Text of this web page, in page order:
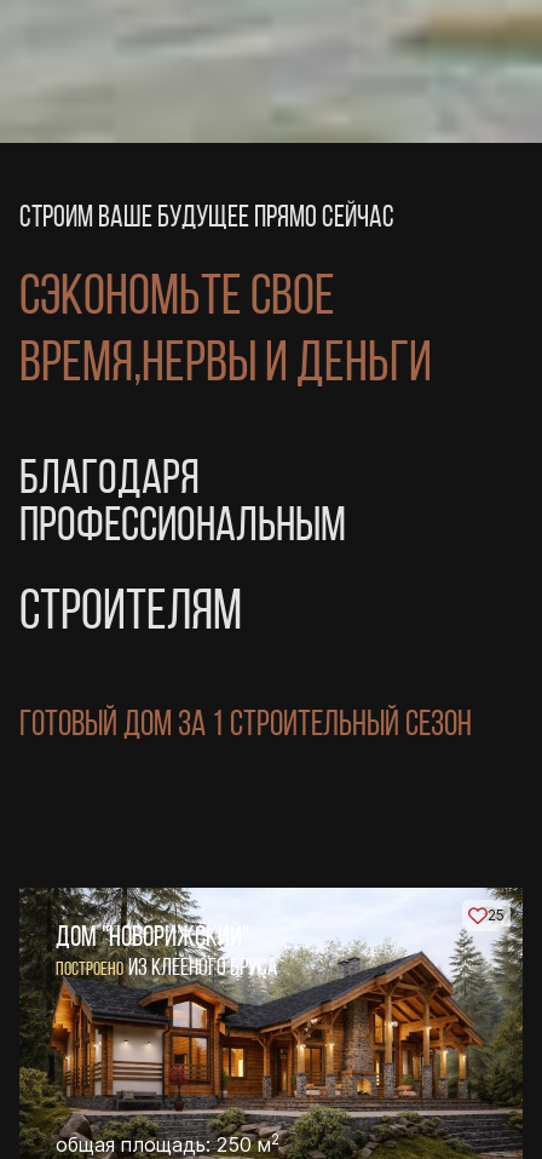
СТРОИМ ВАШЕ БУДУЩЕЕ ПРЯМО СЕЙЧАС
СЭКОНОМЬТЕ СВОЕ
ВРЕМЯ,НЕРВЫ И ДЕНЬГИ
БЛАГОДАРЯ
ПРОФЕССИОНАЛЬНЫМ
СТРОИТЕЛЯМ
ГОТОВЫЙ ДОМ ЗА 1 СТРОИТЕЛЬНЫЙ СЕЗОН
25
ДОМ "НОВОРИЖСКИЙ"
ПОСТРОЕНО ИЗ КЛЕЕНОГО БРУСА
общая площадь: 250 м2